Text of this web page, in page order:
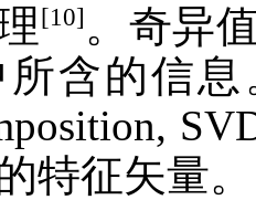
[10] 。奇异
含的信
特征矢量。